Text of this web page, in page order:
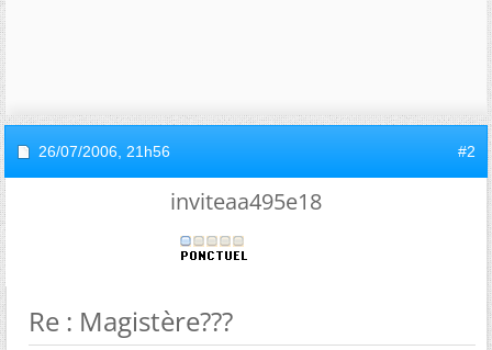
26/07/2006, 21h56 #2
inviteaa495e18
Re : Magistère???